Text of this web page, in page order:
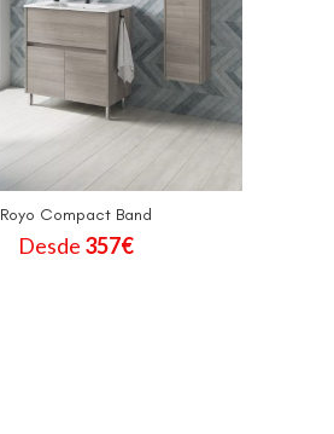
Royo Compact Band
Desde 357€